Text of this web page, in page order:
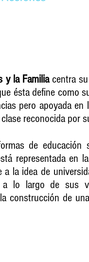
y la Familiacentra su
ésta define como
pero apoyada
reconocida por
de
representada en
la idea de
a lo largo de sus
construcción de